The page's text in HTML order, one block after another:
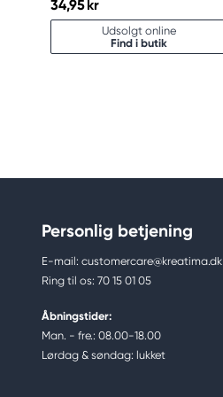
34,95 kr
Udsolgt online
Find i butik
Personlig betjening
E-mail: customercare@kreatima.dk
Ring til os: 70 15 01 05
Åbningstider:
Man. - fre.: 08.00-18.00
Lørdag & søndag: lukket